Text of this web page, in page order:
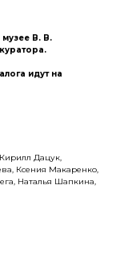
музее В. В.
идут на
Дацук,
Ксения Макаренко,
Наталья Шапкина,